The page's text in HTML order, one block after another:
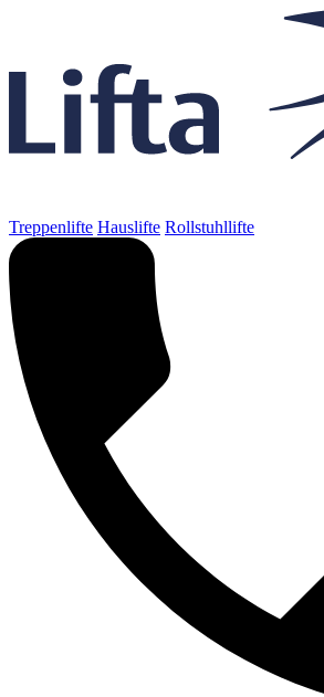
Treppenlifte Hauslifte Rollstuhllifte